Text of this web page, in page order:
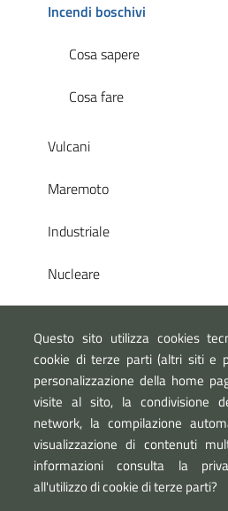
Incendi boschivi
Cosa sapere
Cosa fare
Vulcani
Maremoto
Industriale
Nucleare
Questo sito utilizza cookies
cookie di terze parti (altri siti e
personalizzazione della home
visite al sito, la condivisione
network, la compilazione
visualizzazione di contenuti
informazioni consulta la
all'utilizzo di cookie di terze parti?